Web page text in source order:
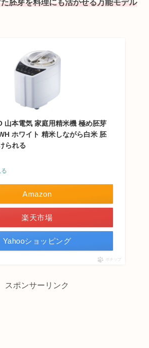
胚芽を料理にも活かせる万能モデル
山本電気 家庭用精米機 極め胚芽
ホワイト 精米しながら白米 胚
られる
Amazon
楽天市場
Yahooショッピング
ポチップ
スポンサーリンク